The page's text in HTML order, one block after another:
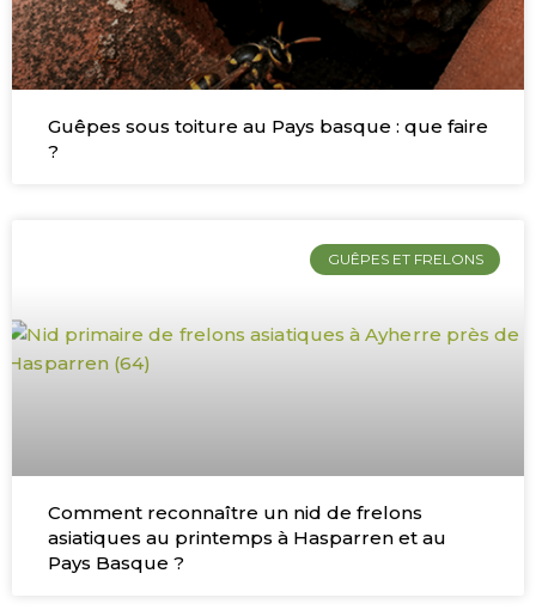
Guêpes sous toiture au Pays basque : que faire
?
GUÊPES ET FRELONS
Comment reconnaître un nid de frelons
asiatiques au printemps à Hasparren et au
Pays Basque ?